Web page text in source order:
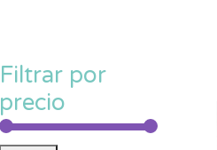
Filtrar por
precio